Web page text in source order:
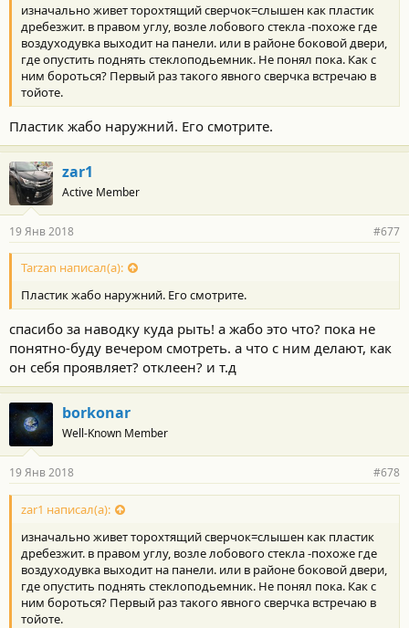
изначально живет торохтящий сверчок=слышен как пластик
дребезжит. в правом углу, возле лобового стекла -похоже где
воздуходувка выходит на панели. или в районе боковой двери,
где опустить поднять стеклоподьемник. Не понял пока. Как с
ним бороться? Первый раз такого явного сверчка встречаю в
тойоте.
Пластик жабо наружний. Его смотрите.
zar1
Active Member
19 Янв 2018 #677
Tarzan написал(а):
Пластик жабо наружний. Его смотрите.
спасибо за наводку куда рыть! а жабо это что? пока не
понятно-буду вечером смотреть. а что с ним делают, как
он себя проявляет? отклеен? и т.д
borkonar
Well-Known Member
19 Янв 2018 #678
zar1 написал(а):
изначально живет торохтящий сверчок=слышен как пластик
дребезжит. в правом углу, возле лобового стекла -похоже где
воздуходувка выходит на панели. или в районе боковой двери,
где опустить поднять стеклоподьемник. Не понял пока. Как с
ним бороться? Первый раз такого явного сверчка встречаю в
тойоте.